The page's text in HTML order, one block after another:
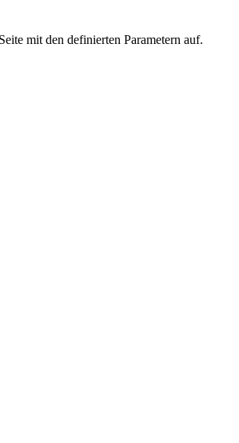
mit den definierten Parametern auf.